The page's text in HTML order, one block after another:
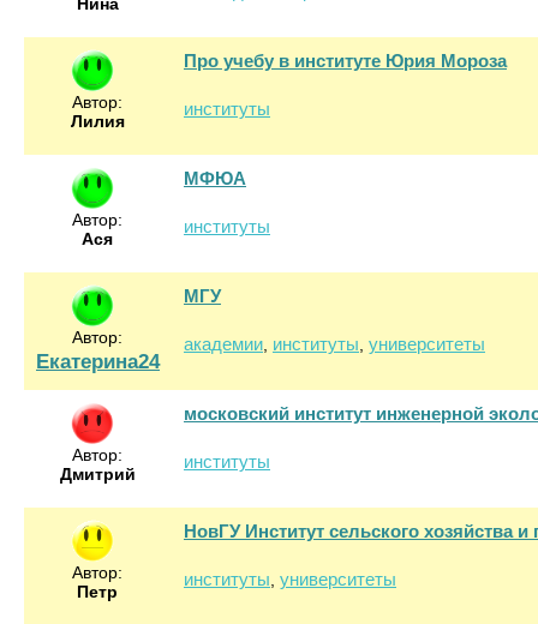
Автор:
Лилия
Про учебу в институте Юрия Мороза
институты
Автор:
Ася
МФЮА
институты
Автор:
Екатерина24
МГУ
академии институты университеты
Автор:
Дмитрий
московский институт инженерной
институты
Автор:
Петр
НовГУ Институт сельского хозяйства
институты университеты